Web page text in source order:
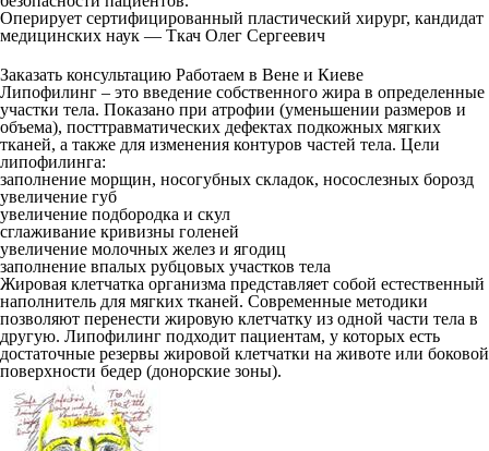
Оперирует сертифицированный пластический хирург, кандидат
медицинских наук — Ткач Олег Сергеевич
Заказать консультацию Работаем в Вене и Киеве
Липофилинг – это введение собственного жира в определенные
участки тела. Показано при атрофии (уменьшении размеров и
объема), посттравматических дефектах подкожных мягких
тканей, а также для изменения контуров частей тела. Цели
липофилинга:
заполнение морщин, носогубных складок, носослезных борозд
увеличение губ
увеличение подбородка и скул
сглаживание кривизны голеней
увеличение молочных желез и ягодиц
заполнение впалых рубцовых участков тела
Жировая клетчатка организма представляет собой естественный
наполнитель для мягких тканей. Современные методики
позволяют перенести жировую клетчатку из одной части тела в
другую. Липофилинг подходит пациентам, у которых есть
достаточные резервы жировой клетчатки на животе или боковой
поверхности бедер (донорские зоны).